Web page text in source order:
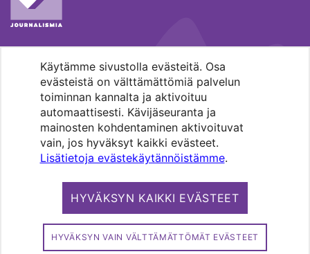
Käytämme sivustolla evästeitä. Osa
evästeistä on välttämättömiä palvelun
toiminnan kannalta ja aktivoituu
automaattisesti. Kävijäseuranta ja
mainosten kohdentaminen aktivoituvat
vain, jos hyväksyt kaikki evästeet.
Lisätietoja evästekäytännöistämme.
HYVÄKSYN KAIKKI EVÄSTEET
HYVÄKSYN VAIN VÄLTTÄMÄTTÖMÄT EVÄSTEET
MENOHAKU
Pääkaupunkiseudun evankelis-
luterilaisten seurakuntien media.
Copyright 2026. Kirkko ja kaupunki. All
rights reserved.